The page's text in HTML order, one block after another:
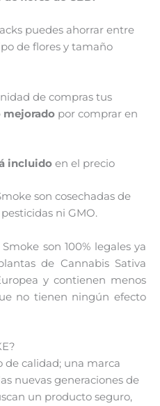
puedes ahorrar entre
de flores y tamaño
de compras tus
mejorado por comprar en
incluido en el precio
son cosechadas de
ni GMO.
son 100% legales ya
de Cannabis Sativa
y contienen menos
no tienen ningún efecto
de calidad; una marca
nuevas generaciones de
un producto seguro,